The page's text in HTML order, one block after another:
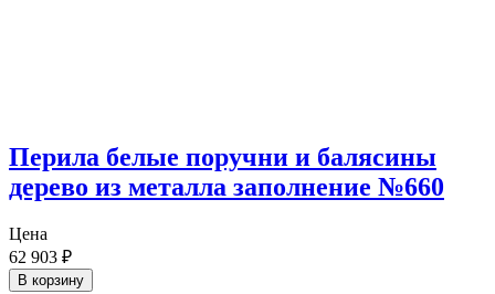
Перила белые поручни и балясины
дерево из металла заполнение №660
Цена
62 903 ₽
В корзину